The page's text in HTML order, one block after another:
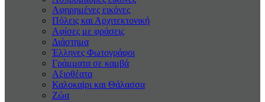
Αφηρημένες εικόνες
Πόλεις και Αρχιτεκτονική
Αφίσες με φράσεις
Διάστημα
Έλληνες Φωτογράφοι
Γράμματα σε καμβά
Αξιοθέατα
Καλοκαiρι και Θάλασσα
Ζώα